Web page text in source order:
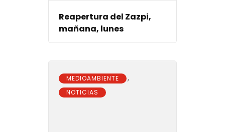
Reapertura del Zazpi,
mañana, lunes
MEDIOAMBIENTE ,
NOTICIAS